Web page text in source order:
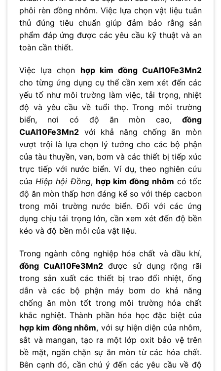
phôi rèn đồng nhôm. Việc lựa chọn vật liệu tuân
thủ đúng tiêu chuẩn giúp đảm bảo rằng sản
phẩm đáp ứng được các yêu cầu kỹ thuật và an
toàn cần thiết.
Việc lựa chọn hợp kim đồng CuAl10Fe3Mn2
cho từng ứng dụng cụ thể cần xem xét đến các
yếu tố như môi trường làm việc, tải trọng, nhiệt
độ và yêu cầu về tuổi thọ. Trong môi trường
biển, nơi có độ ăn mòn cao, đồng
CuAl10Fe3Mn2 với khả năng chống ăn mòn
vượt trội là lựa chọn lý tưởng cho các bộ phận
của tàu thuyền, van, bơm và các thiết bị tiếp xúc
trực tiếp với nước biển. Ví dụ, theo nghiên cứu
của Hiệp hội Đồng, hợp kim đồng nhôm có tốc
độ ăn mòn thấp hơn đáng kể so với thép cacbon
trong môi trường nước biển. Đối với các ứng
dụng chịu tải trọng lớn, cần xem xét đến độ bền
kéo và độ bền mỏi của vật liệu.
Trong ngành công nghiệp hóa chất và dầu khí,
đồng CuAl10Fe3Mn2 được sử dụng rộng rãi
trong sản xuất các thiết bị trao đổi nhiệt, ống
dẫn và các bộ phận máy bơm do khả năng
chống ăn mòn tốt trong môi trường hóa chất
khắc nghiệt. Thành phần hóa học đặc biệt của
hợp kim đồng nhôm, với sự hiện diện của nhôm,
sắt và mangan, tạo ra một lớp oxit bảo vệ trên
bề mặt, ngăn chặn sự ăn mòn từ các hóa chất.
Bên cạnh đó, cần chú ý đến các yêu cầu về độ